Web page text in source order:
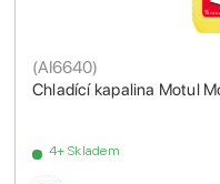
Chladící kapalina Motul
(AI6640)
4+ Skladem